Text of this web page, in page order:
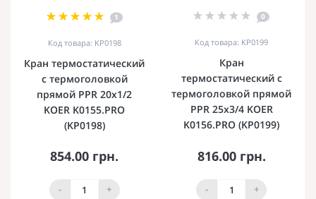
1
Код товара: KP0198
Кран термостатический
с термоголовкой
прямой PPR 20x1/2
KOER K0155.PRO
(KP0198)
854.00 грн.
- +
0
Код товара: KP0199
Кран
термостатический с
термоголовкой прямой
PPR 25x3/4 KOER
K0156.PRO (KP0199)
816.00 грн.
- +